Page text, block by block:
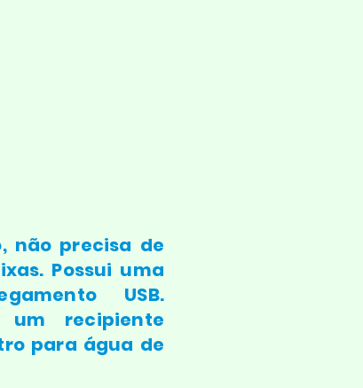
não precisa de
Possui uma
USB.
um recipiente
para água de